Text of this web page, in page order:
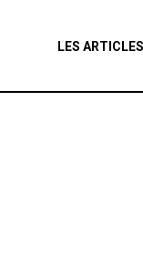
LES ARTICLES